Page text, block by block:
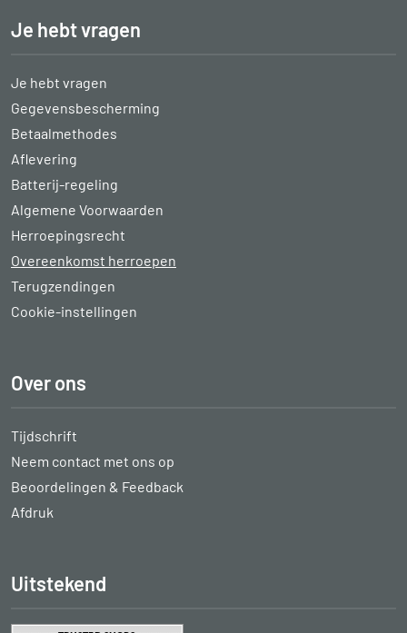
Je hebt vragen
Je hebt vragen
Gegevensbescherming
Betaalmethodes
Aflevering
Batterij-regeling
Algemene Voorwaarden
Herroepingsrecht
Overeenkomst herroepen
Terugzendingen
Cookie-instellingen
Over ons
Tijdschrift
Neem contact met ons op
Beoordelingen & Feedback
Afdruk
Uitstekend